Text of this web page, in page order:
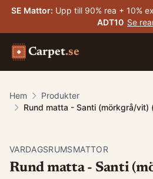
SE Mattor: Upp till 90% rea + 10%
ADT10 Se
Carpet.se
Hem
Produkter
Rund matta - Santi (mörkgrå/
VARDAGSRUMSMATTOR
Rund matta - Santi